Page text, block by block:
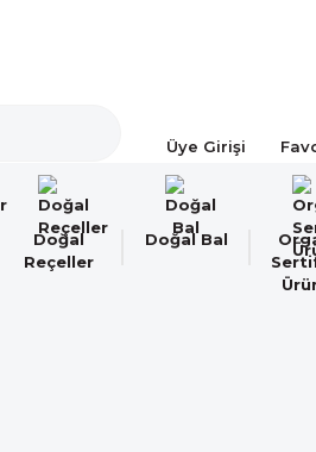
Üye Girişi
Doğal
Reçeller
Doğal Bal